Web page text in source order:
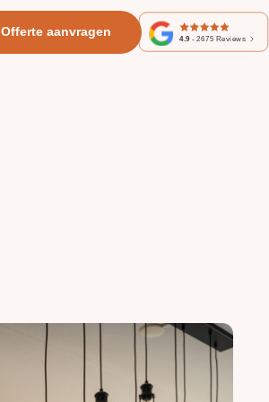
Offerte aanvragen
4.9 -2675 Reviews